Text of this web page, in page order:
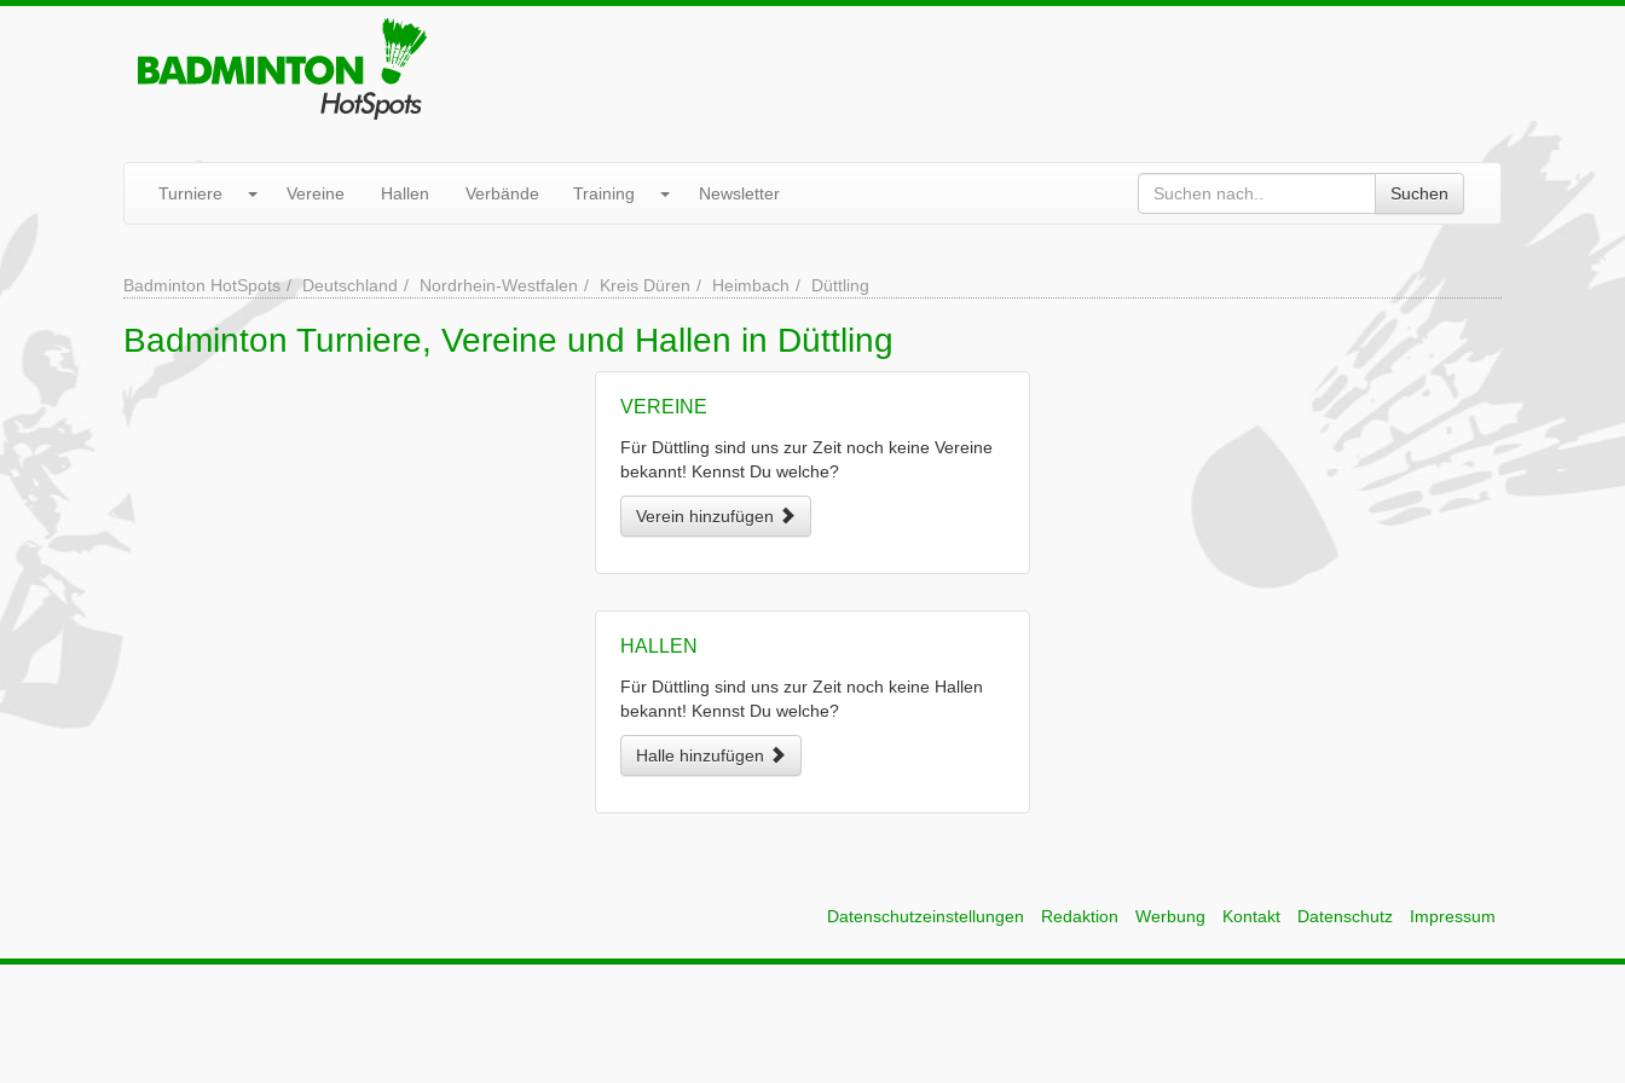
Turniere Vereine Hallen Verbände Training Newsletter Suchen
Badminton HotSpots Deutschland Nordrhein-Westfalen Kreis Düren Heimbach Düttling
Badminton Turniere, Vereine und Hallen in Düttling
VEREINE
Für Düttling sind uns zur Zeit noch keine Vereine
bekannt! Kennst Du welche?
Verein hinzufügen
HALLEN
Für Düttling sind uns zur Zeit noch keine Hallen
bekannt! Kennst Du welche?
Halle hinzufügen
Datenschutzeinstellungen Redaktion Werbung Kontakt Datenschutz Impressum